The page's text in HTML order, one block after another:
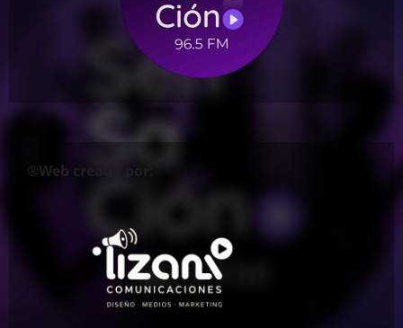
®Web creada por: